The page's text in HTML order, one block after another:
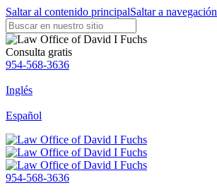
Saltar al contenido principalSaltar a navegación
Consulta gratis
954-568-3636
Inglés
Español
954-568-3636